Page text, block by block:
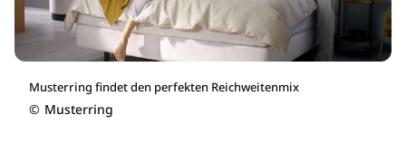
Musterring findet den perfekten Reichweitenmix
© Musterring